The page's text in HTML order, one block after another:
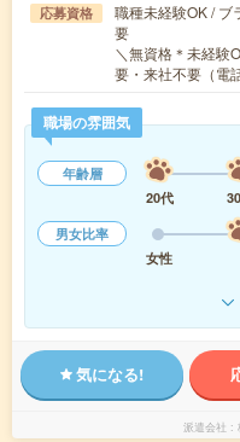
応募資格
職種未経験OK / ブ
要
＼無資格＊未経
要・来社不要（
職場の雰囲気
年齢層
20代
男女比率
女性
気になる!
派遣会社